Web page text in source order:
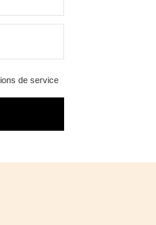
de service